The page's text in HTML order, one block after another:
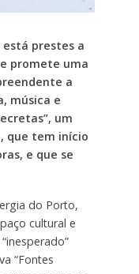
está prestes a
promete uma
a
música e
um
que tem início
e que se
do Porto,
cultural e
“Fontes